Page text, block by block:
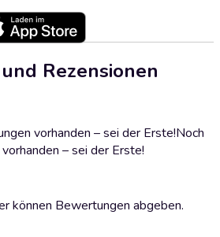
Rezensionen
vorhanden – sei der Erste!Noch
– sei der Erste!
können Bewertungen abgeben.